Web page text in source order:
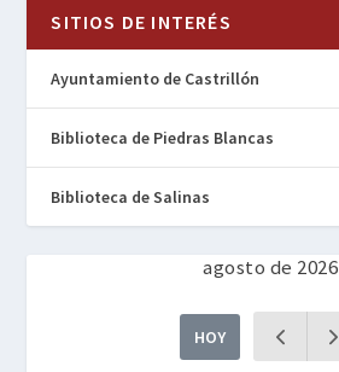
SITIOS DE INTERÉS
Ayuntamiento de Castrillón
Biblioteca de Piedras Blancas
Biblioteca de Salinas
agosto de 2026
HOY